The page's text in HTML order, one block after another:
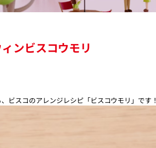
ンビスコウモリ
ビスコのアレンジレシピ「ビスコウモリ」です！